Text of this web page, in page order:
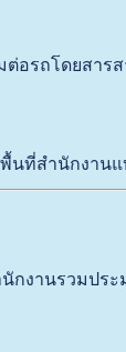
ต่อรถโดยสา
นที่สำนักงาน
นักงานรวมป